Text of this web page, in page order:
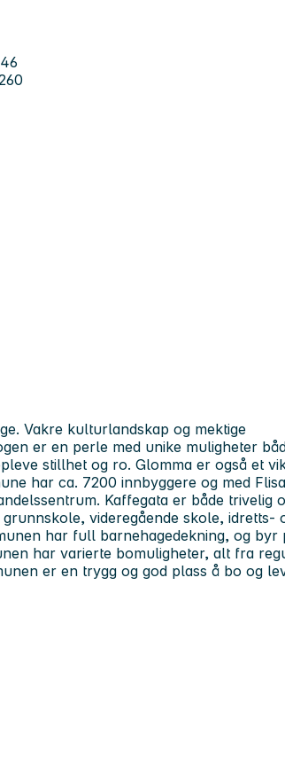
Vakre kulturlandskap og mektige
er en perle med unike muligheter
stillhet og ro. Glomma er også et
har ca. 7200 innbyggere og med
Kaffegata er både trivelig
videregående skole, idretts-
har full barnehagedekning, og byr
har varierte bomuligheter, alt fra
er en trygg og god plass å bo og